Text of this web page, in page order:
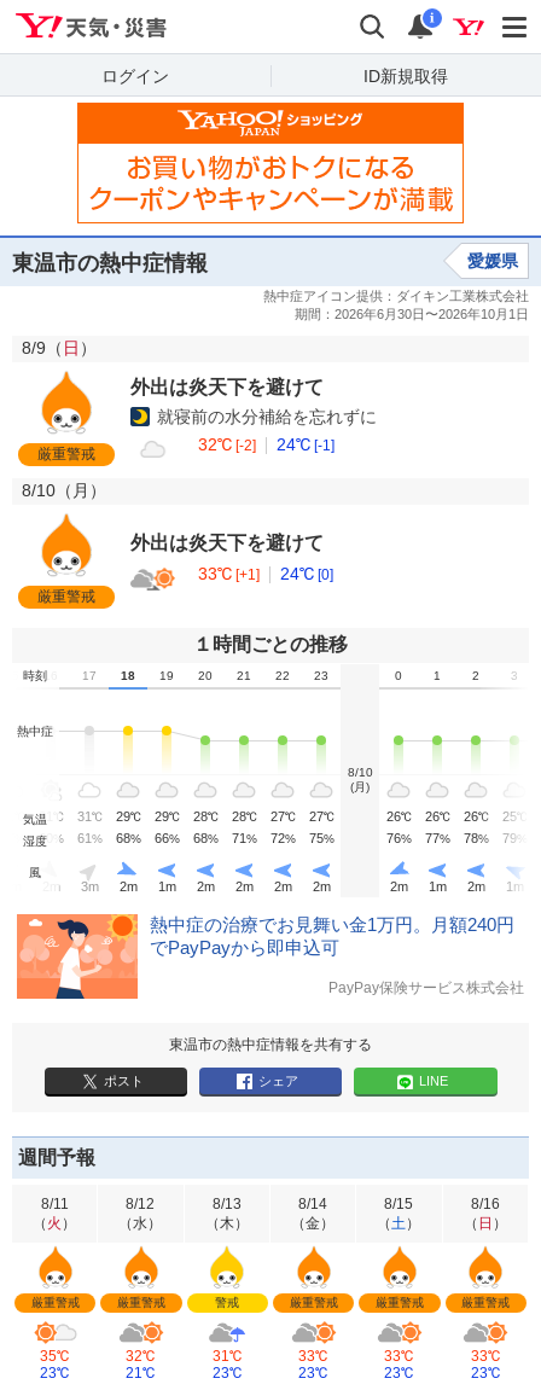
検索 通知
i
ログイン ID新規取得
東温市の熱中症情報 愛媛県
8/9（ 日 ）
厳重警戒
外出は炎天下を避けて
就寝前の水分補給を忘れずに
32℃ [-2] 24℃ [-1]
8/10（ 月 ）
厳重警戒
外出は炎天下を避けて
33℃ [+1] 24℃ [0]
１時間ごとの推移
時刻16 17 18 19 20 21 22 23
8/10
(月)
0 1 2 3
熱中症
気温
℃ 31 ℃ 31℃ 29℃ 29℃ 28℃ 28℃ 27℃ 27℃ 26℃ 26℃ 26℃ 25℃
湿度
% 60 % 61% 68% 66% 68% 71% 72% 75% 76% 77% 78% 79%
風
m 3m 2m 1m 2m 2m 2m 2m 2m 1m 2m 1 m
熱中症の治療でお見舞い金1万円。月額240円
でPayPayから即申込可
PayPay保険サービス株式会社
東温市の熱中症情報を共有する
ポスト シェア LINE
週間予報
8/11
（ 火 ）
厳重警戒
35℃
23℃
8/12
（水）
厳重警戒
32℃
21℃
8/13
（木）
警戒
31℃
23℃
8/14
（金）
厳重警戒
33℃
23℃
8/15
（土）
厳重警戒
33℃
23℃
8/16
（ 日 ）
厳重警戒
33℃
23℃